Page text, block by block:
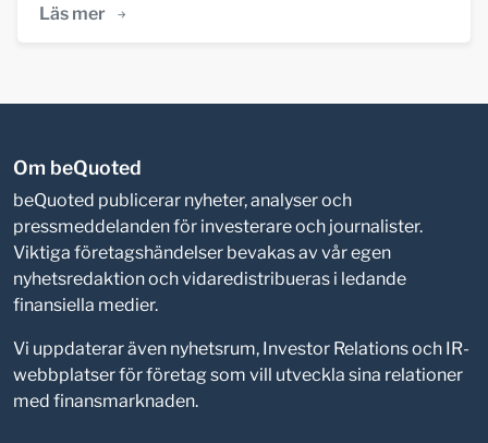
Läs mer
Om beQuoted
beQuoted publicerar nyheter, analyser och
pressmeddelanden för investerare och journalister.
Viktiga företagshändelser bevakas av vår egen
nyhetsredaktion och vidaredistribueras i ledande
finansiella medier.
Vi uppdaterar även nyhetsrum, Investor Relations och IR-
webbplatser för företag som vill utveckla sina relationer
med finansmarknaden.